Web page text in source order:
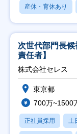
産休・育休あり
次世代部門長
責任者】
株式会社セレス
東京都
700万~1500
正社員採用 土